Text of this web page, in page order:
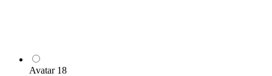
Avatar 18